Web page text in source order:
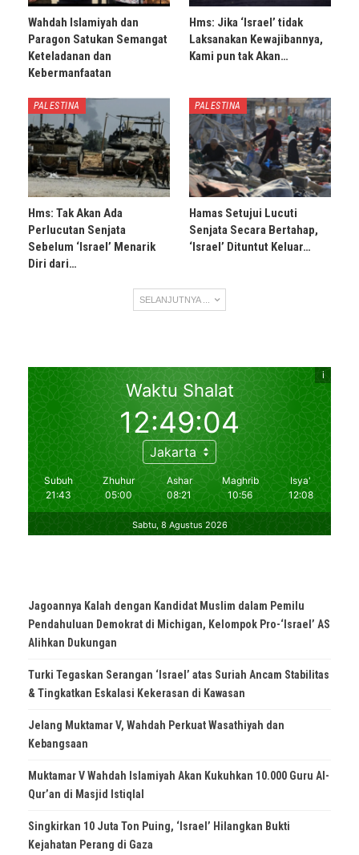
Wahdah Islamiyah dan
Paragon Satukan Semangat
Keteladanan dan
Kebermanfaatan
Hms: Jika ‘Israel’ tidak
Laksanakan Kewajibannya,
Kami pun tak Akan…
PALESTINA
Hms: Tak Akan Ada
Perlucutan Senjata
Sebelum ‘Israel’ Menarik
Diri dari…
PALESTINA
Hamas Setujui Lucuti
Senjata Secara Bertahap,
‘Israel’ Dituntut Keluar…
SELANJUTNYA ...
Jagoannya Kalah dengan Kandidat Muslim dalam Pemilu
Pendahuluan Demokrat di Michigan, Kelompok Pro-‘Israel’ AS
Alihkan Dukungan
Turki Tegaskan Serangan ‘Israel’ atas Suriah Ancam Stabilitas
& Tingkatkan Eskalasi Kekerasan di Kawasan
Jelang Muktamar V, Wahdah Perkuat Wasathiyah dan
Kebangsaan
Muktamar V Wahdah Islamiyah Akan Kukuhkan 10.000 Guru Al-
Qur’an di Masjid Istiqlal
Singkirkan 10 Juta Ton Puing, ‘Israel’ Hilangkan Bukti
Kejahatan Perang di Gaza